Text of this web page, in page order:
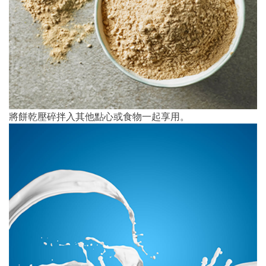
將餅乾壓碎拌入其他點心或食物一起享用。